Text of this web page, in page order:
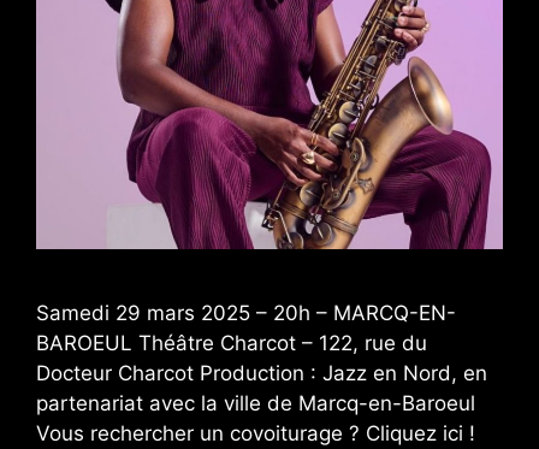
Samedi 29 mars 2025 – 20h – MARCQ-EN-
BAROEUL Théâtre Charcot – 122, rue du
Docteur Charcot Production : Jazz en Nord, en
partenariat avec la ville de Marcq-en-Baroeul
Vous rechercher un covoiturage ? Cliquez ici !